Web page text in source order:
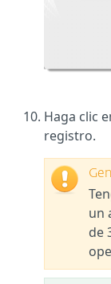
Haga clic
registro.
un
de